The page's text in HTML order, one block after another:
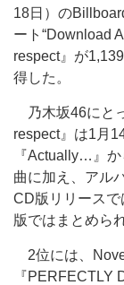
18日）の
ート“Download
respect』が
得した。
乃木坂46にと
respect』は1月
『Actually…』
曲に加え、アル
CD版リリース
版ではまとめら
2位には、
『PERFECTLY